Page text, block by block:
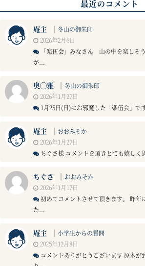
最近のコメント
庵主 ｜ 冬山の御朱印
2026年2月6日
「楽伍会」みなさん 山の中を楽しそ
が...
奥◯雅 ｜ 冬山の御朱印
2026年1月27日
1月25日(日)にお邪魔した「楽伍会」で
庵主 ｜ おおみそか
2026年1月27日
ちぐさ様 コメントを頂きとても嬉しく
ちぐさ ｜ おおみそか
2026年1月17日
初めてコメントさせて頂きます。 昨年
た...
庵主 ｜ 小学生からの質問
2025年12月8日
コメントありがとうございます 原木が